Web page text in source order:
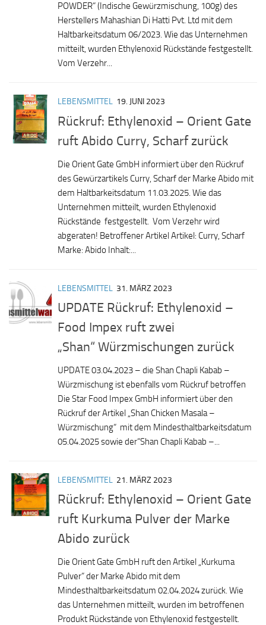
POWDER“ (Indische Gewürzmischung, 100g) des
Herstellers Mahashian Di Hatti Pvt. Ltd mit dem
Haltbarkeitsdatum 06/2023. Wie das Unternehmen
mitteilt, wurden Ethylenoxid Rückstände festgestellt.
Vom Verzehr...
LEBENSMITTEL 19. JUNI 2023
Rückruf: Ethylenoxid – Orient Gate
ruft Abido Curry, Scharf zurück
Die Orient Gate GmbH informiert über den Rückruf
des Gewürzartikels Curry, Scharf der Marke Abido mit
dem Haltbarkeitsdatum 11.03.2025. Wie das
Unternehmen mitteilt, wurden Ethylenoxid
Rückstände festgestellt. Vom Verzehr wird
abgeraten! Betroffener Artikel Artikel: Curry, Scharf
Marke: Abido Inhalt:...
LEBENSMITTEL 31. MÄRZ 2023
UPDATE Rückruf: Ethylenoxid –
Food Impex ruft zwei
„Shan“ Würzmischungen zurück
UPDATE 03.04.2023 – die Shan Chapli Kabab –
Würzmischung ist ebenfalls vom Rückruf betroffen
Die Star Food Impex GmbH informiert über den
Rückruf der Artikel „Shan Chicken Masala –
Würzmischung“ mit dem Mindesthaltbarkeitsdatum
05.04.2025 sowie der“Shan Chapli Kabab –...
LEBENSMITTEL 21. MÄRZ 2023
Rückruf: Ethylenoxid – Orient Gate
ruft Kurkuma Pulver der Marke
Abido zurück
Die Orient Gate GmbH ruft den Artikel „Kurkuma
Pulver“ der Marke Abido mit dem
Mindesthaltbarkeitsdatum 02.04.2024 zurück. Wie
das Unternehmen mitteilt, wurden im betroffenen
Produkt Rückstände von Ethylenoxid festgestellt.